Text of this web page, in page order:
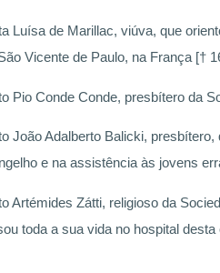
Luísa de Marillac, viúva, que
Vicente de Paulo, na França [†
Pio Conde Conde, presbítero da
João Adalberto Balicki,
e na assistência às jovens
Artémides Zátti, religioso da
toda a sua vida no hospital